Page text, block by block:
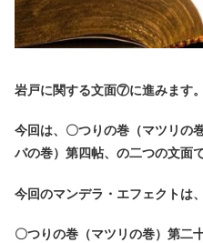
岩戸に関する文面⑦に進みます。
今回は、〇つりの巻（マツリの
バの巻）第四帖、の二つの文面で
今回のマンデラ・エフェクトは、
〇つりの巻（マツリの巻）第二